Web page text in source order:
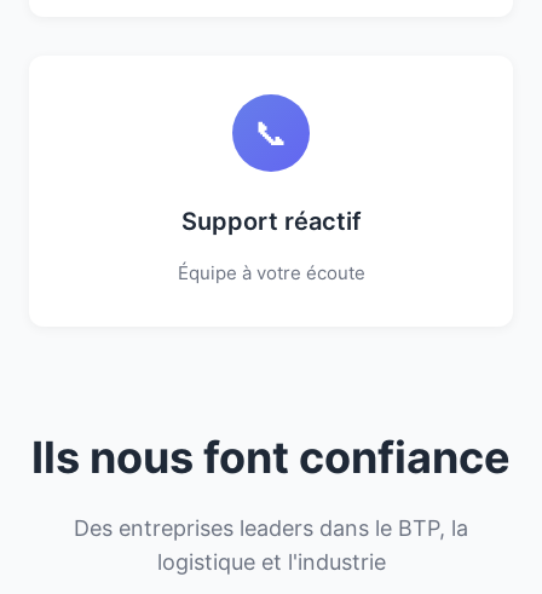
📞
Support réactif
Équipe à votre écoute
Ils nous font confiance
Des entreprises leaders dans le BTP, la
logistique et l'industrie